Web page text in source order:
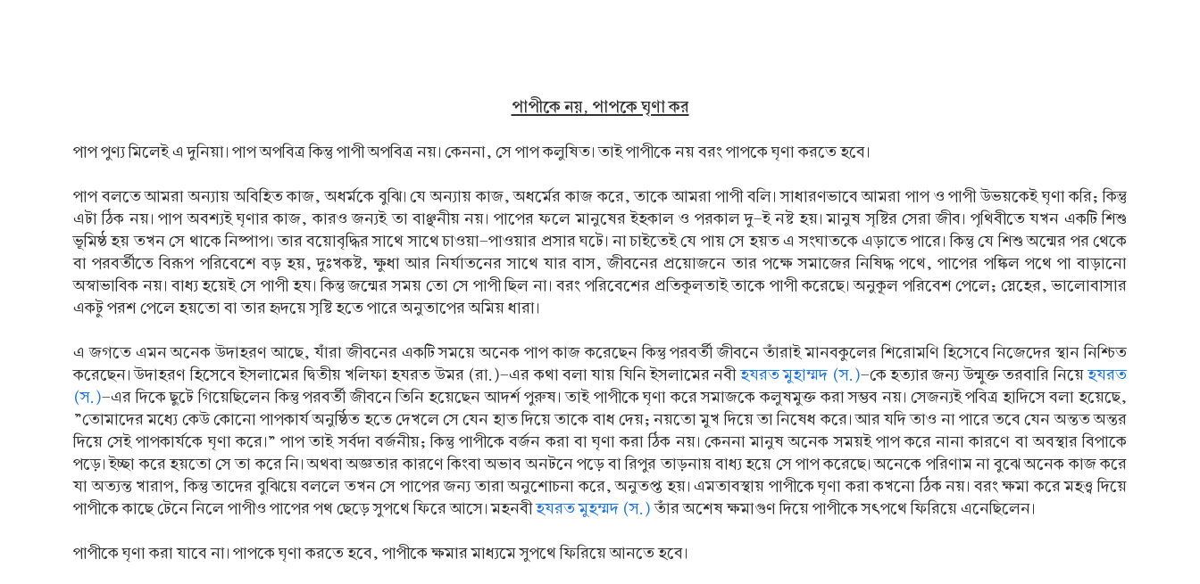
পাপীকে নয়, পাপকে ঘৃণা কর
পাপ পুণ্য মিলেই এ দুনিয়া। পাপ অপবিত্র কিন্তু পাপী অপবিত্র নয়। কেননা, সে পাপ কলুষিত। তাই পাপীকে নয় বরং পাপকে ঘৃণা করতে হবে।
পাপ বলতে আমরা অন্যায় অবিহিত কাজ, অধর্মকে বুঝি। যে অন্যায় কাজ, অধর্মের কাজ করে, তাকে আমরা পাপী বলি। সাধারণভাবে আমরা পাপ ও পাপী উভয়কেই ঘৃণা করি; কিন্তু
এটা ঠিক নয়। পাপ অবশ্যই ঘৃণার কাজ, কারও জন্যই তা বাঞ্ছনীয় নয়। পাপের ফলে মানুষের ইহকাল ও পরকাল দু-ই নষ্ট হয়। মানুষ সৃষ্টির সেরা জীব। পৃথিবীতে যখন একটি শিশু
ভূমিষ্ঠ হয় তখন সে থাকে নিষ্পাপ। তার বয়োবৃদ্ধির সাথে সাথে চাওয়া-পাওয়ার প্রসার ঘটে। না চাইতেই যে পায় সে হয়ত এ সংঘাতকে এড়াতে পারে। কিন্তু যে শিশু অন্মের পর থেকে
বা পরবর্তীতে বিরূপ পরিবেশে বড় হয়, দুঃখকষ্ট, ক্ষুধা আর নির্যাতনের সাথে যার বাস, জীবনের প্রয়োজনে তার পক্ষে সমাজের নিষিদ্ধ পথে, পাপের পঙ্কিল পথে পা বাড়ানো
অস্বাভাবিক নয়। বাধ্য হয়েই সে পাপী হয। কিন্তু জন্মের সময় তো সে পাপী ছিল না। বরং পরিবেশের প্রতিকূলতাই তাকে পাপী করেছে। অনুকূল পরিবেশ পেলে; স্নেহের, ভালোবাসার
একটু পরশ পেলে হয়তো বা তার হৃদয়ে সৃষ্টি হতে পারে অনুতাপের অমিয় ধারা।
এ জগতে এমন অনেক উদাহরণ আছে, যাঁরা জীবনের একটি সময়ে অনেক পাপ কাজ করেছেন কিন্তু পরবর্তী জীবনে তাঁরাই মানবকুলের শিরোমণি হিসেবে নিজেদের স্থান নিশ্চিত
করেছেন। উদাহরণ হিসেবে ইসলামের দ্বিতীয় খলিফা হযরত উমর (রা.)-এর কথা বলা যায় যিনি ইসলামের নবীহযরত মুহাম্মদ (স.)-কে হত্যার জন্য ‍উন্মুক্ত তরবারি নিয়েহযরত
(স.)-এর দিকে ছুটে গিয়েছিলেন কিন্তু পরবর্তী জীবনে তিনি হয়েছেন আদর্শ পুরুষ। তাই পাপীকে ঘৃণা করে সমাজকে কলুষমুক্ত করা সম্ভব নয়। সেজন্যই পবিত্র হাদিসে বলা হয়েছে,
”তোমাদের মধ্যে কেউ কোনো পাপকার্য অনুষ্ঠিত হতে দেখলে সে যেন হাত দিয়ে তাকে বাধ দেয়; নয়তো মুখ দিয়ে তা নিষেধ করে। আর যদি তাও না পারে তবে যেন অন্তত অন্তর
দিয়ে সেই পাপকার্যকে ঘৃণা করে।” পাপ তাই সর্বদা বর্জনীয়; কিন্তু পাপীকে বর্জন করা বা ঘৃণা করা ঠিক নয়। কেননা মানুষ অনেক সময়ই পাপ করে নানা কারণে বা অবস্থার বিপাকে
পড়ে। ইচ্ছা করে হয়তো সে তা করে নি। অথবা অজ্ঞতার কারণে কিংবা অভাব অনটনে পড়ে বা রিপুর তাড়নায় বাধ্য হয়ে সে পাপ করেছে। অনেকে পরিণাম না বুঝে অনেক কাজ করে
যা অত্যন্ত খারাপ, কিন্তু তাদের বুঝিয়ে বললে তখন সে পাপের জন্য তারা অনুশোচনা করে, অনুতপ্ত হয়। এমতাবস্থায় পাপীকে ঘৃণা করা কখনো ঠিক নয়। বরং ক্ষমা করে মহত্ত্ব দিয়ে
পাপীকে কাছে টেনে নিলে পাপীও পাপের পথ ছেড়ে সুপথে ফিরে আসে। মহনবীহযরত মুহম্মদ (স.)তাঁর অশেষ ক্ষমাগুণ দিয়ে পাপীকে সৎপথে ফিরিয়ে এনেছিলেন।
পাপীকে ঘৃণা করা যাবে না। পাপকে ঘৃণা করতে হবে, পাপীকে ক্ষমার মাধ্যমে সুপথে ফিরিয়ে আনতে হবে।